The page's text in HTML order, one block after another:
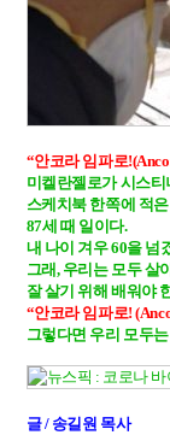
“안코라 임파로
미켈란젤로가 시스티
스케치북 한쪽에 적
87세 때 일이다.
내 나이 겨우 60을 넘
그래, 우리는 모두 살
“안코라 임파로!
그렇다면 우리 모두
글 / 송길원 목사